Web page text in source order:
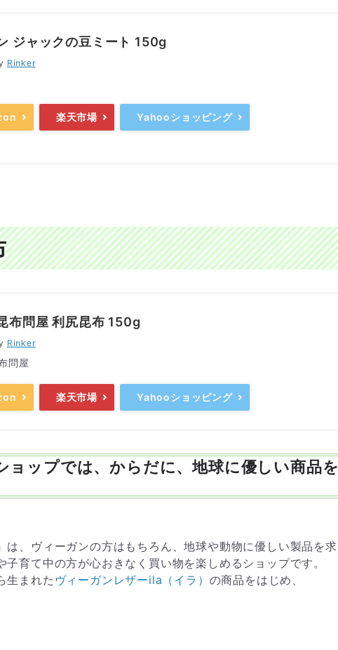
ジャックの豆ミート 150g
Rinker
楽天市場 Yahooショッピング
布問屋 利尻昆布 150g
Rinker
問屋
楽天市場 Yahooショッピング
ョップでは、からだに、地球に優しい商品を
は、ヴィーガンの方はもちろん、地球や動物に優しい製品を求
育て中の方が心おきなく買い物を楽しめるショップです。
生まれた ヴィーガンレザーila（イラ） の商品をはじめ、